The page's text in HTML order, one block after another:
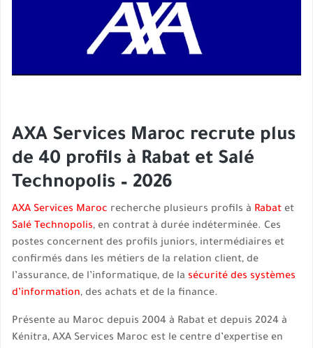
AXA Services Maroc recrute plus
de 40 profils à Rabat et Salé
Technopolis – 2026
AXA Services Maroc recherche plusieurs profils à Rabat et
Salé Technopolis, en contrat à durée indéterminée. Ces
postes concernent des profils juniors, intermédiaires et
confirmés dans les métiers de la relation client, de
l’assurance, de l’informatique, de la sécurité des systèmes
d’information, des achats et de la finance.
Présente au Maroc depuis 2004 à Rabat et depuis 2024 à
Kénitra, AXA Services Maroc est le centre d’expertise en